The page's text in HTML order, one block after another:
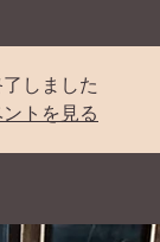
しました
トを見る